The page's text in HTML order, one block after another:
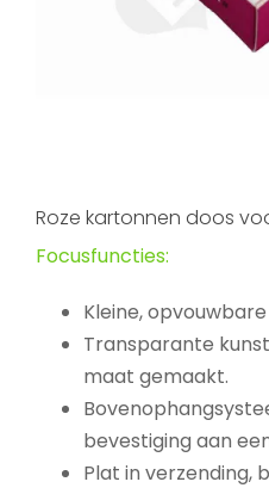
Roze kartonnen doos
Focusfuncties:
Kleine,
Transparante
maat gemaakt.
bevestiging aan
Plat in verzending,